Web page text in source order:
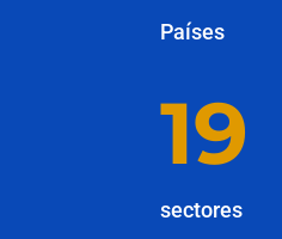
Países
19
sectores